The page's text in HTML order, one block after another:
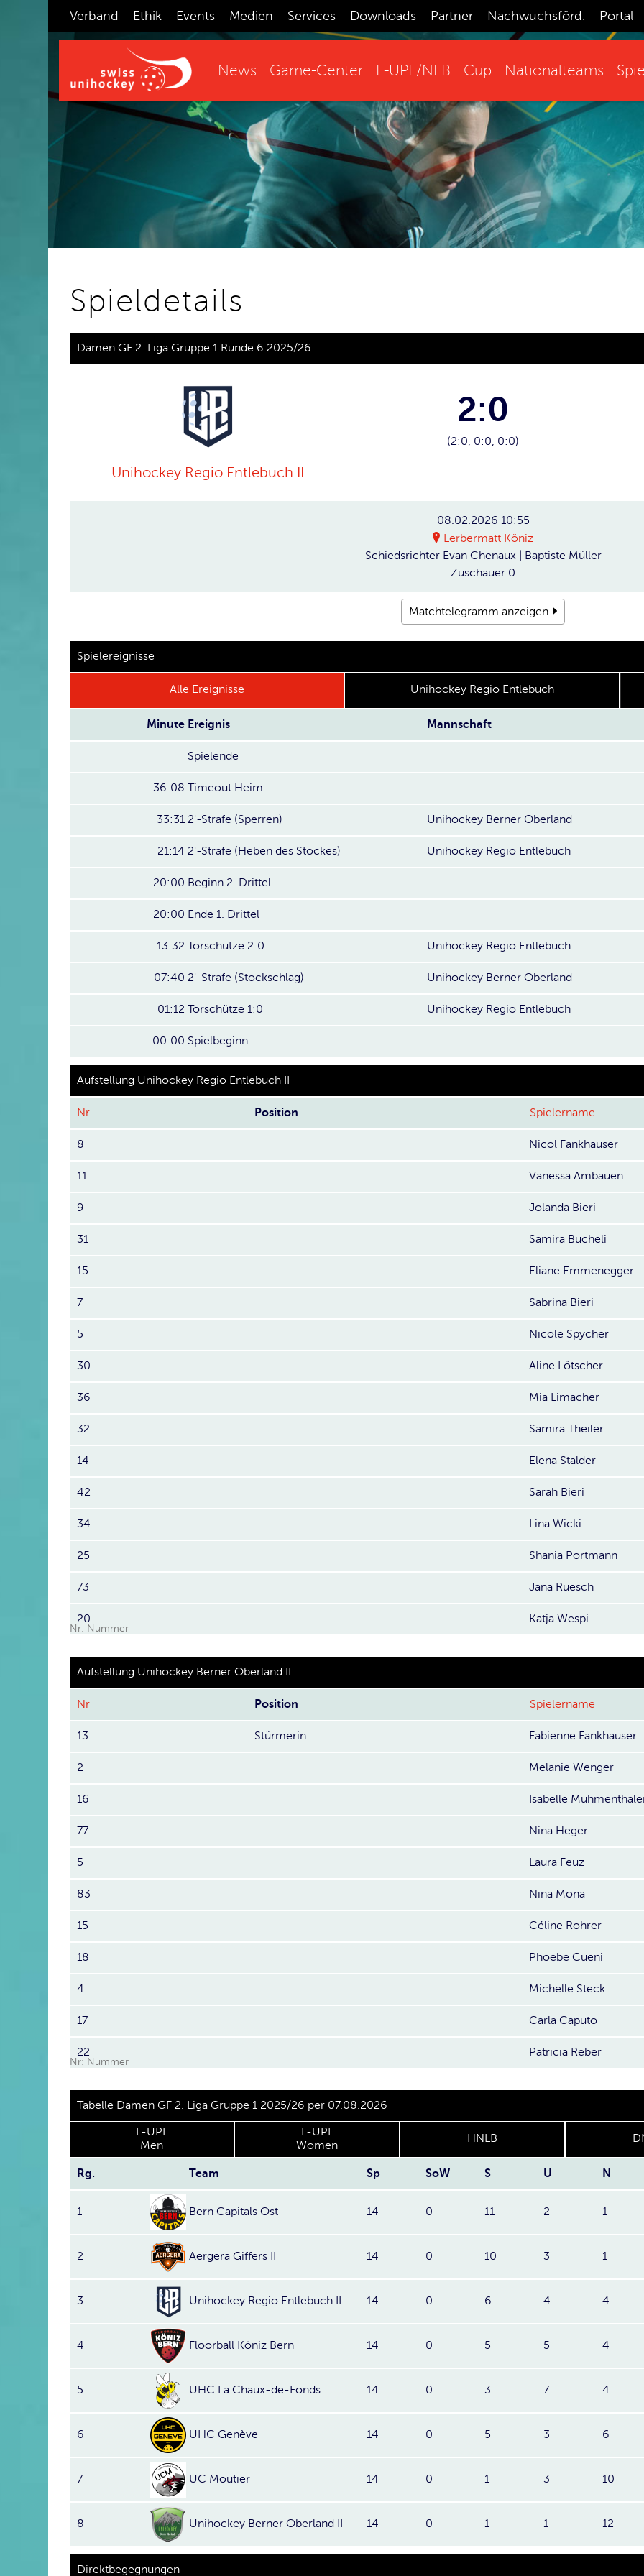
Verband Ethik Events Medien Services Downloads Partner Nachwuchsförd. Portal
News Game-Center L-UPL/NLB Cup Nationalteams
Spieldetails
Damen GF 2. Liga Gruppe 1 Runde 6 2025/26
Unihockey Regio Entlebuch II
2:0
(2:0, 0:0, 0:0)
08.02.2026 10:55
Lerbermatt Köniz
Schiedsrichter Evan Chenaux | Baptiste Müller
Zuschauer 0
Matchtelegramm anzeigen
Spielereignisse
Alle Ereignisse Unihockey Regio Entlebuch
Minute Ereignis Mannschaft
Spielende
36:08 Timeout Heim
33:31 2'-Strafe (Sperren) Unihockey Berner Oberland
21:14 2'-Strafe (Heben des Stockes) Unihockey Regio Entlebuch
20:00 Beginn 2. Drittel
20:00 Ende 1. Drittel
13:32 Torschütze 2:0 Unihockey Regio Entlebuch
07:40 2'-Strafe (Stockschlag) Unihockey Berner Oberland
01:12 Torschütze 1:0 Unihockey Regio Entlebuch
00:00 Spielbeginn
Aufstellung Unihockey Regio Entlebuch II
Nr Position Spielername
8 Nicol Fankhauser
11 Vanessa Ambauen
9 Jolanda Bieri
31 Samira Bucheli
15 Eliane Emmenegger
7 Sabrina Bieri
5 Nicole Spycher
30 Aline Lötscher
36 Mia Limacher
32 Samira Theiler
14 Elena Stalder
42 Sarah Bieri
34 Lina Wicki
25 Shania Portmann
73 Jana Ruesch
20 Katja Wespi
Nr: Nummer
Aufstellung Unihockey Berner Oberland II
Nr Position Spielername
13 Stürmerin Fabienne Fankhauser
2 Melanie Wenger
16 Isabelle
77 Nina Heger
5 Laura Feuz
83 Nina Mona
15 Céline Rohrer
18 Phoebe Cueni
4 Michelle Steck
17 Carla Caputo
22 Patricia Reber
Nr: Nummer
Tabelle Damen GF 2. Liga Gruppe 1 2025/26 per 07.08.2026
L-UPL
Men
L-UPL
Women
HNLB
Rg. Team Sp SoW S U N
1 Bern Capitals Ost 14 0 11 2 1
2 Aergera Giffers II 14 0 10 3 1
3 Unihockey Regio Entlebuch II 14 0 6 4 4
4 Floorball Köniz Bern 14 0 5 5 4
5 UHC La Chaux-de-Fonds 14 0 3 7 4
6 UHC Genève 14 0 5 3 6
7 UC Moutier 14 0 1 3 10
8 Unihockey Berner Oberland II 14 0 1 1 12
Direktbegegnungen